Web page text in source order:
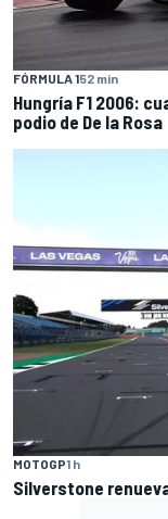
FÓRMULA 152 min
Hungría F1 2006:
podio de De la Rosa
MOTOGP1 h
Silverstone